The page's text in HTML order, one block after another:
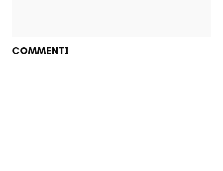
COMMENTI